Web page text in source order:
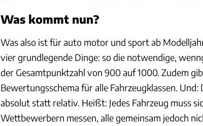
Was kommt nun?
Was also ist für auto motor und sport ab
vier grundlegende Dinge: so die notwendige,
der Gesamtpunktzahl von 900 auf 1000. Zudem
Bewertungsschema für alle Fahrzeugklassen.
absolut statt relativ. Heißt: Jedes Fahrzeug muss
Wettbewerbern messen, alle gemeinsam jedoch